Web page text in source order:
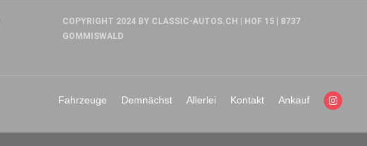
COPYRIGHT 2024 BY CLASSIC-AUTOS.CH | HOF 15 | 8737
GOMMISWALD
Fahrzeuge Demnächst Allerlei Kontakt Ankauf